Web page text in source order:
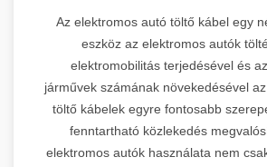
Az elektromos autó töltő kábel egy
eszköz az elektromos autók
elektromobilitás terjedésével és
járművek számának növekedésével
töltő kábelek egyre fontosabb
fenntartható közlekedés
elektromos autók használata nem